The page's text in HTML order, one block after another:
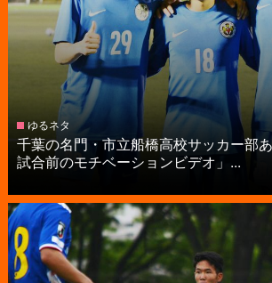
ゆるネタ
千葉の名門・市立船橋高校サッカー部
試合前のモチベーションビデオ」...